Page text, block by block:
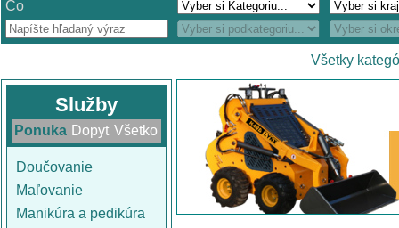
Čo
Všetky
Služby
Ponuka Dopyt Všetko
Doučovanie
Maľovanie
Manikúra a pedikúra